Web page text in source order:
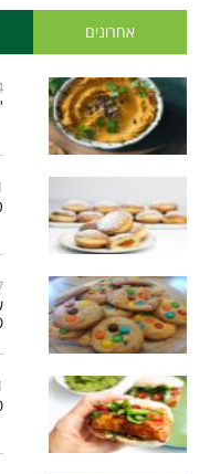
אחרונים
1